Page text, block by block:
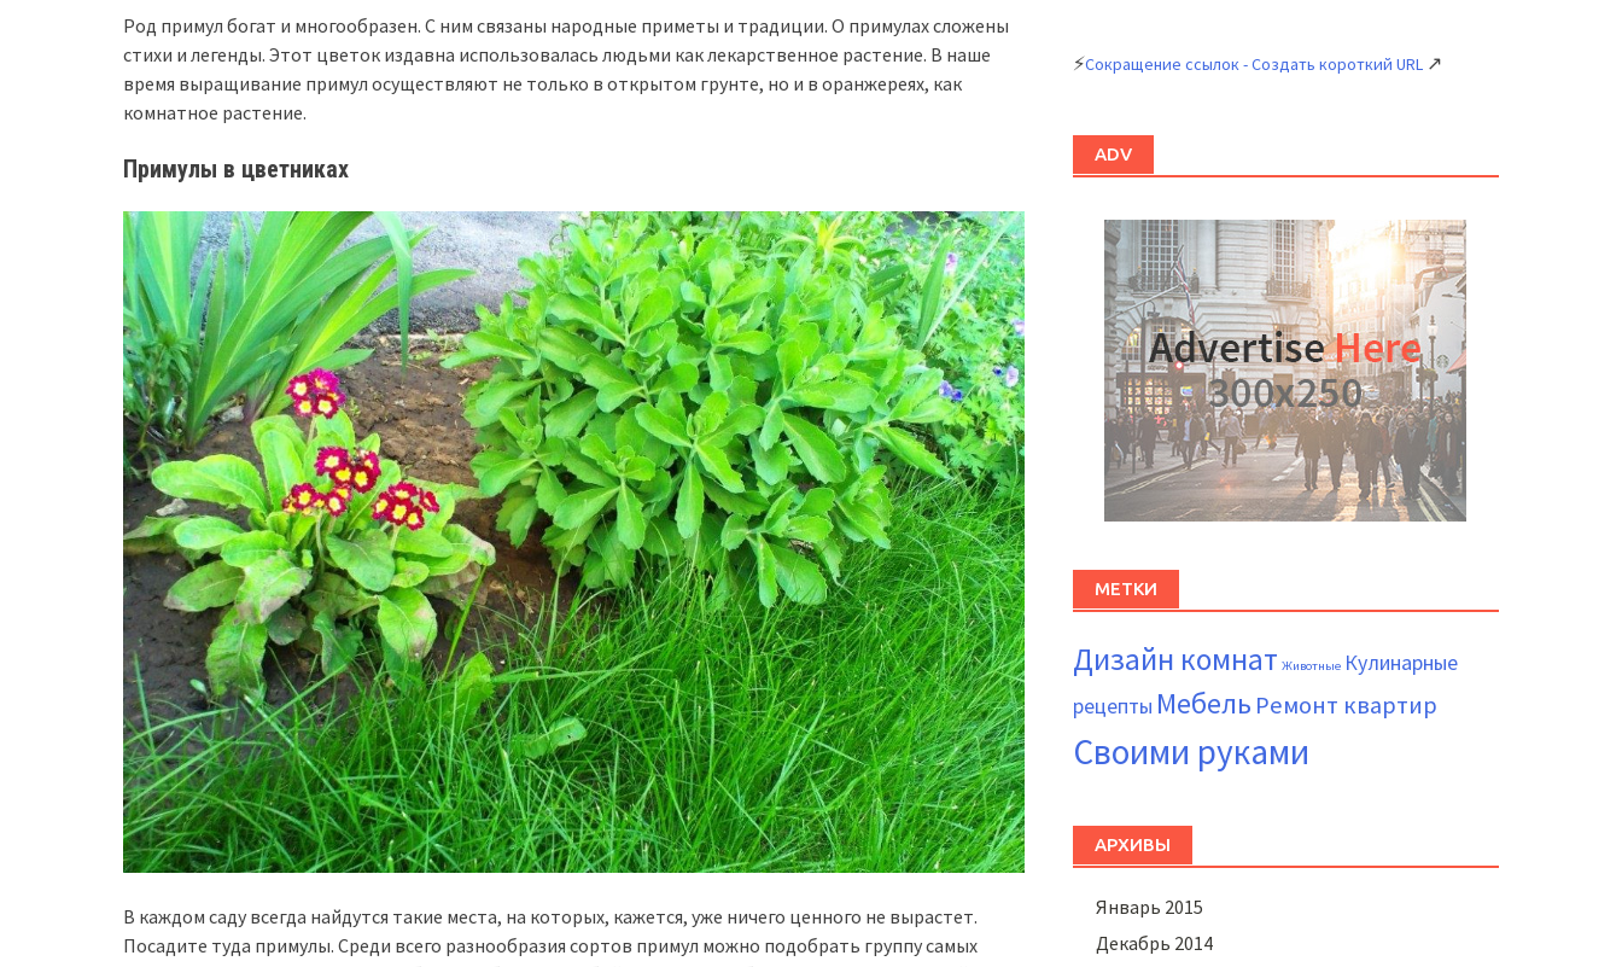
Род примул богат и многообразен. С ним связаны народные приметы и традиции. О примулах сложены
стихи и легенды. Этот цветок издавна использовалась людьми как лекарственное растение. В наше
время выращивание примул осуществляют не только в открытом грунте, но и в оранжереях, как
комнатное растение.
Примулы в цветниках
В каждом саду всегда найдутся такие места, на которых, кажется, уже ничего ценного не вырастет.
Посадите туда примулы. Среди всего разнообразия сортов примул можно подобрать группу самых
⚡Сокращение ссылок - Создать короткий URL↗
ADV
МЕТКИ
Дизайн комнат Животные Кулинарные
рецепты Мебель Ремонт квартир
Своими руками
АРХИВЫ
Январь 2015
Декабрь 2014